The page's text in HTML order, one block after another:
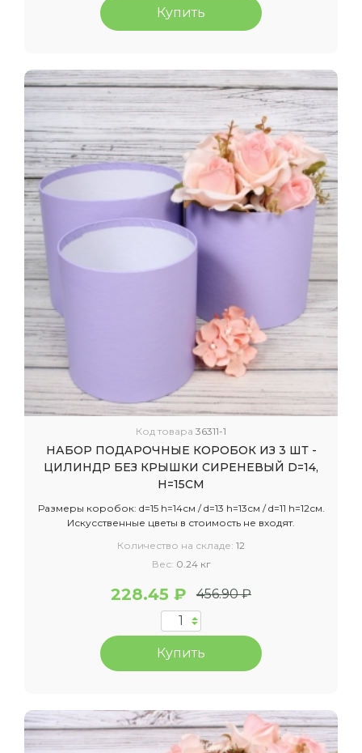
Купить
Код товара 36311-1
НАБОР ПОДАРОЧНЫЕ КОРОБОК ИЗ 3 ШТ -
ЦИЛИНДР БЕЗ КРЫШКИ СИРЕНЕВЫЙ D=14,
H=15СМ
Размеры коробок: d=15 h=14см / d=13 h=13см / d=11 h=12см.
Искусственные цветы в стоимость не входят.
Количество на складе: 12
Вес: 0.24 кг
228.45 ₽ 456.90 ₽
Купить